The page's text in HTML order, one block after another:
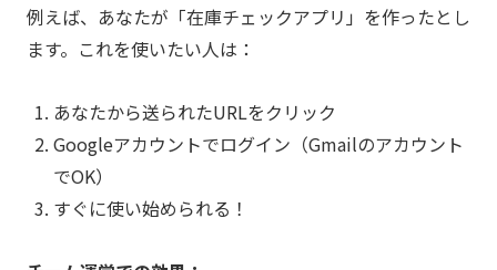
例えば、あなたが「在庫チェックアプリ」を作ったとし
ます。これを使いたい人は：
あなたから送られたURLをクリック
Googleアカウントでログイン（Gmailのアカウント
でOK）
すぐに使い始められる！